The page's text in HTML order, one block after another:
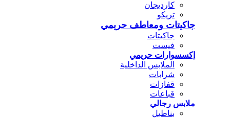
كارديجان
تريكو
جاكيتات ومعاطف حريمي
جاكيتات
فيست
إكسسوارات حريمي
الملابس الداخلية
شرابات
قفازات
قباعات
ملابس رجالي
بناطيل